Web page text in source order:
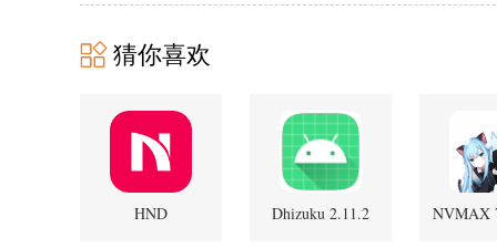
猜你喜欢
HND
Dhizuku 2.11.2
NVMAX